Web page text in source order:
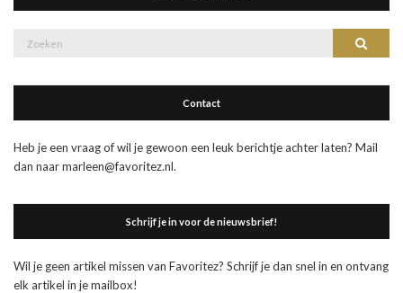
Contact
Heb je een vraag of wil je gewoon een leuk berichtje achter laten? Mail
dan naar marleen@favoritez.nl.
Schrijf je in voor de nieuwsbrief!
Wil je geen artikel missen van Favoritez? Schrijf je dan snel in en ontvang
elk artikel in je mailbox!